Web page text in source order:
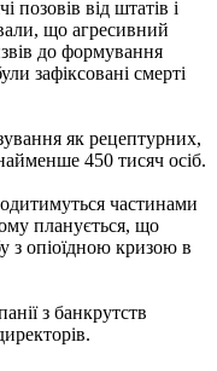
позовів від штатів і
що агресивний
до формування
зафіксовані смерті
як рецептурних,
450 тисяч осіб.
частинами
планується, що
з опіоїдною кризою в
з банкрутств